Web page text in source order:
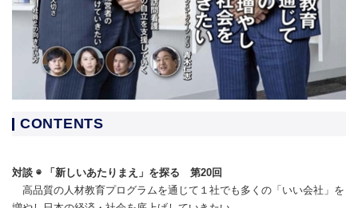
CONTENTS
対談 ◉ 「新しいあたりまえ」を探る 第20回
高品質の人材教育プログラムを通じて１社でも多くの「いい会社」を